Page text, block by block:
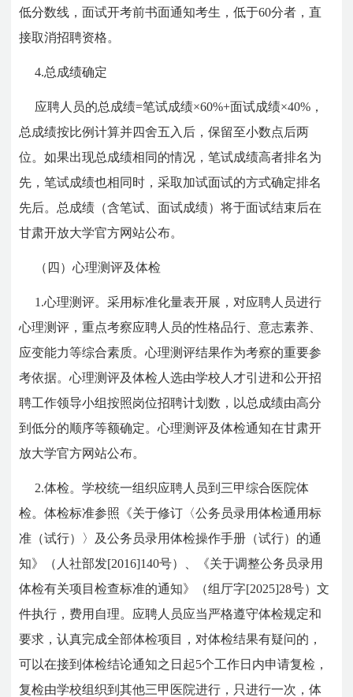
低分数线，面试开考前书面通知考生，低于60分者，直
接取消招聘资格。
4.总成绩确定
应聘人员的总成绩=笔试成绩×60%+面试成绩×40%，
总成绩按比例计算并四舍五入后，保留至小数点后两
位。如果出现总成绩相同的情况，笔试成绩高者排名为
先，笔试成绩也相同时，采取加试面试的方式确定排名
先后。总成绩（含笔试、面试成绩）将于面试结束后在
甘肃开放大学官方网站公布。
（四）心理测评及体检
1.心理测评。采用标准化量表开展，对应聘人员进行
心理测评，重点考察应聘人员的性格品行、意志素养、
应变能力等综合素质。心理测评结果作为考察的重要参
考依据。心理测评及体检人选由学校人才引进和公开招
聘工作领导小组按照岗位招聘计划数，以总成绩由高分
到低分的顺序等额确定。心理测评及体检通知在甘肃开
放大学官方网站公布。
2.体检。学校统一组织应聘人员到三甲综合医院体
检。体检标准参照《关于修订〈公务员录用体检通用标
准（试行）〉及公务员录用体检操作手册（试行）的通
知》（人社部发[2016]140号）、《关于调整公务员录用
体检有关项目检查标准的通知》（组厅字[2025]28号）文
件执行，费用自理。应聘人员应当严格遵守体检规定和
要求，认真完成全部体检项目，对体检结果有疑问的，
可以在接到体检结论通知之日起5个工作日内申请复检，
复检由学校组织到其他三甲医院进行，只进行一次，体